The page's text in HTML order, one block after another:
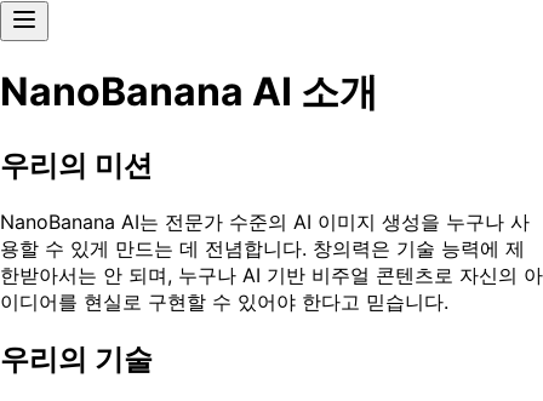
NanoBanana AI 소개
우리의 미션
NanoBanana AI는 전문가 수준의 AI 이미지 생성을 누구나 사
용할 수 있게 만드는 데 전념합니다. 창의력은 기술 능력에 제
한받아서는 안 되며, 누구나 AI 기반 비주얼 콘텐츠로 자신의 아
이디어를 현실로 구현할 수 있어야 한다고 믿습니다.
우리의 기술